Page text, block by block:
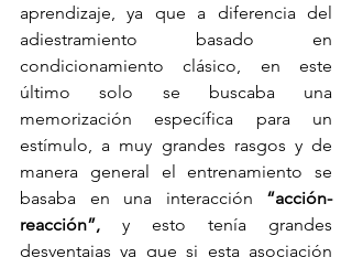
aprendizaje, ya que a diferencia del
adiestramiento basado en
condicionamiento clásico, en este
último solo se buscaba una
memorización específica para un
estímulo, a muy grandes rasgos y de
manera general el entrenamiento se
basaba en una interacción “acción-
reacción”, y esto tenía grandes
desventajas ya que si esta asociación